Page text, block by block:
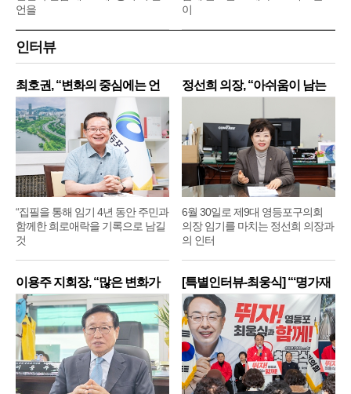
언을
이
인터뷰
최호권, “변화의 중심에는 언
제
“집필을 통해 임기 4년 동안 주민과
함께한 희로애락을 기록으로 남길
것
정선희 의장, “아쉬움이 남는
6월 30일로 제9대 영등포구의회
의장 임기를 마치는 정선희 의장과
의 인터
이용주 지회장, “많은 변화가 [특별인터뷰-최웅식] “‘명가재